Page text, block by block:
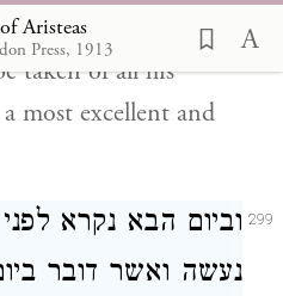
Aristeas
Press, 1913
when he retires to
taken of all his
most excellent and
299 וביום הבא נקרא
נעשה ואשר דובר